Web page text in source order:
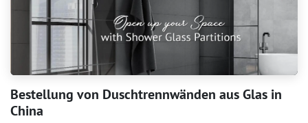
Bestellung von Duschtrennwänden aus Glas in
China